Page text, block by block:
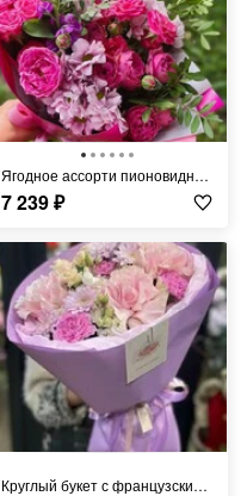
Ягодное ассорти пионовидные розы
7 239₽
Круглый букет с французскими розами